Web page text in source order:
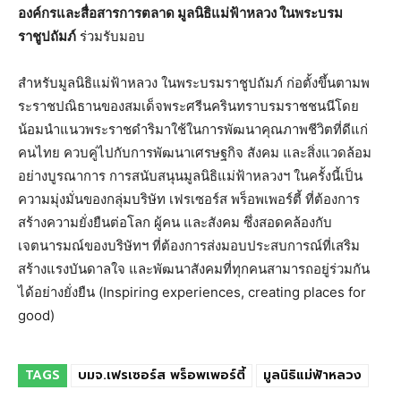
องค์กรและสื่อสารการตลาด มูลนิธิแม่ฟ้าหลวง ในพระบรม
ราชูปถัมภ์ ร่วมรับมอบ
สำหรับมูลนิธิแม่ฟ้าหลวง ในพระบรมราชูปถัมภ์ ก่อตั้งขึ้นตามพ
ระราชปณิธานของสมเด็จพระศรีนครินทราบรมราชชนนีโดย
น้อมนำแนวพระราชดำริมาใช้ในการพัฒนาคุณภาพชีวิตที่ดีแก่
คนไทย ควบคู่ไปกับการพัฒนาเศรษฐกิจ สังคม และสิ่งแวดล้อม
อย่างบูรณาการ การสนับสนุนมูลนิธิแม่ฟ้าหลวงฯ ในครั้งนี้เป็น
ความมุ่งมั่นของกลุ่มบริษัท เฟรเซอร์ส พร็อพเพอร์ตี้ ที่ต้องการ
สร้างความยั่งยืนต่อโลก ผู้คน และสังคม ซึ่งสอดคล้องกับ
เจตนารมณ์ของบริษัทฯ ที่ต้องการส่งมอบประสบการณ์ที่เสริม
สร้างแรงบันดาลใจ และพัฒนาสังคมที่ทุกคนสามารถอยู่ร่วมกัน
ได้อย่างยั่งยืน (Inspiring experiences, creating places for
good)
TAGS บมจ.เฟรเซอร์ส พร็อพเพอร์ตี้ มูลนิธิแม่ฟ้าหลวง